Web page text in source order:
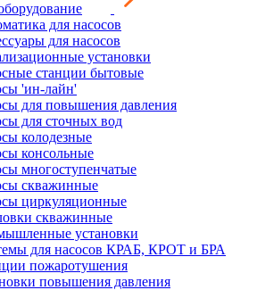
для насосов
для насосов
установки
станции бытовые
'ин-лайн'
для повышения давления
для сточных вод
колодезные
консольные
многоступенчатые
скважинные
циркуляционные
скважинные
установки
для насосов КРАБ, КРОТ и БРА
пожаротушения
повышения давления